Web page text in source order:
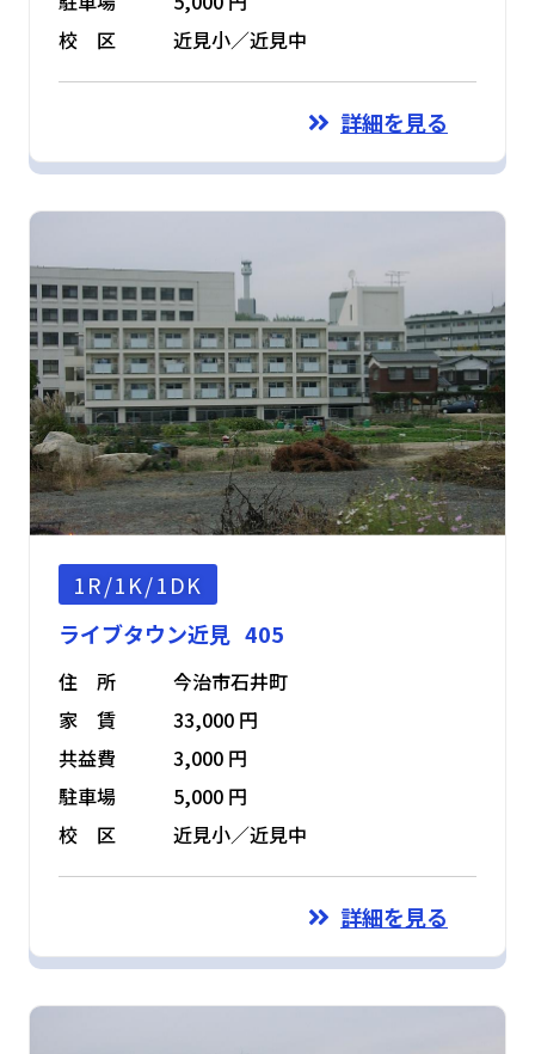
校 区
近見小／近見中
詳細を見る
1R/1K/1DK
ライブタウン近見 405
住 所
今治市石井町
家 賃
33,000 円
共益費
3,000 円
駐車場
5,000 円
校 区
近見小／近見中
詳細を見る